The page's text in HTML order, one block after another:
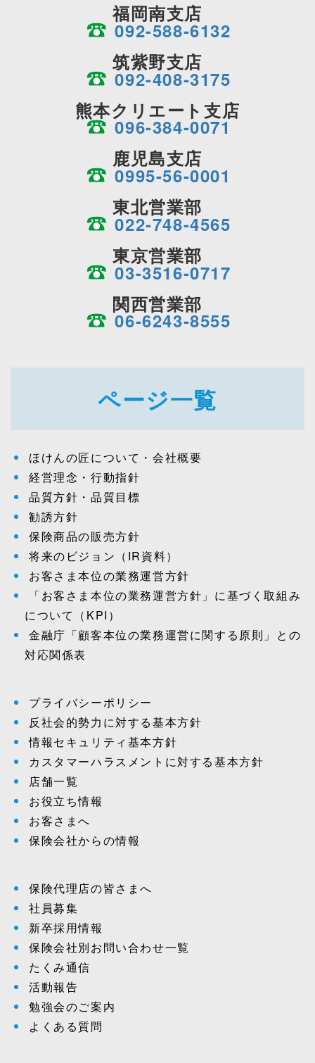
福岡南支店
092-588-6132
筑紫野支店
092-408-3175
熊本クリエート支店
096-384-0071
鹿児島支店
0995-56-0001
東北営業部
022-748-4565
東京営業部
03-3516-0717
関西営業部
06-6243-8555
ページ一覧
ほけんの匠について・会社概要
経営理念・行動指針
品質方針・品質目標
勧誘方針
保険商品の販売方針
将来のビジョン（IR資料）
お客さま本位の業務運営方針
「お客さま本位の業務運営方針」に基づく取組み
について（KPI）
金融庁「顧客本位の業務運営に関する原則」との
対応関係表
プライバシーポリシー
反社会的勢力に対する基本方針
情報セキュリティ基本方針
カスタマーハラスメントに対する基本方針
店舗一覧
お役立ち情報
お客さまへ
保険会社からの情報
保険代理店の皆さまへ
社員募集
新卒採用情報
保険会社別お問い合わせ一覧
たくみ通信
活動報告
勉強会のご案内
よくある質問